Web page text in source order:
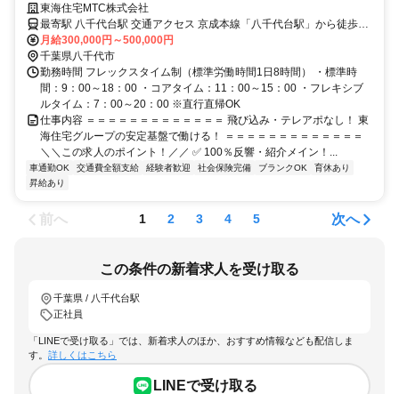
東海住宅MTC株式会社
最寄駅 八千代台駅 交通アクセス 京成本線「八千代台駅」から徒歩3
分
月給300,000円～500,000円
千葉県八千代市
勤務時間 フレックスタイム制（標準労働時間1日8時間） ・標準時
間：9：00～18：00 ・コアタイム：11：00～15：00 ・フレキシブ
ルタイム：7：00～20：00 ※直行直帰OK
仕事内容 ＝＝＝＝＝＝＝＝＝＝＝＝＝ 飛び込み・テレアポなし！ 東
海住宅グループの安定基盤で働ける！ ＝＝＝＝＝＝＝＝＝＝＝＝＝
＼＼この求人のポイント！／／ ✅ 100％反響・紹介メイン！...
車通勤OK 交通費全額支給 経験者歓迎 社会保険完備 ブランクOK
育休あり
昇給あり
前へ 1 2 3 4 5 次へ
この条件の新着求人を受け取る
千葉県 / 八千代台駅
正社員
「LINEで受け取る」では、新着求人のほか、おすすめ情報なども配信しま
す。 詳しくはこちら
LINEで受け取る